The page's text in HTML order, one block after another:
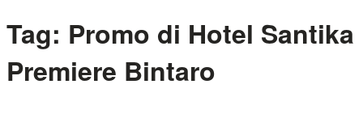
Tag: Promo di Hotel Santika
Premiere Bintaro